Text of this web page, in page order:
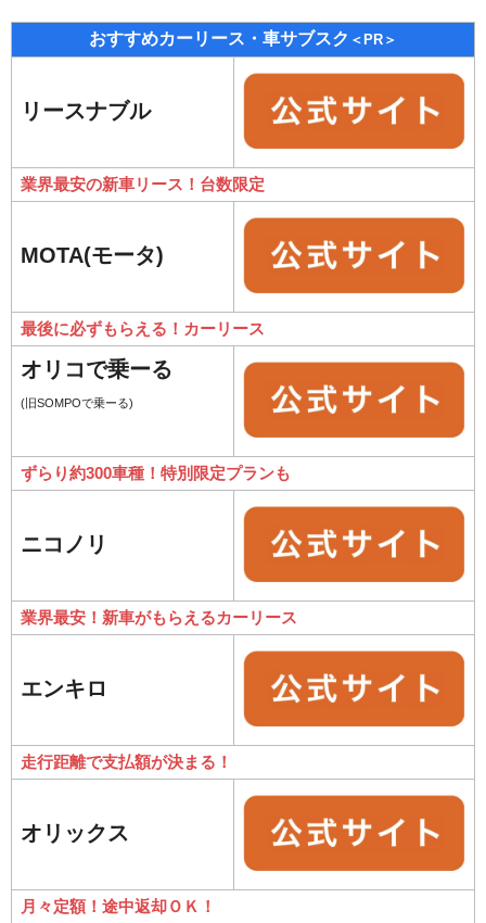
おすすめカーリース・車サブスク ＜PR＞
リースナブル
業界最安の新車リース！台数限定
MOTA(モータ)
最後に必ずもらえる！カーリース
オリコで乗ーる
(旧SOMPOで乗ーる)
ずらり約300車種！特別限定プランも
ニコノリ
業界最安！新車がもらえるカーリース
エンキロ
走行距離で支払額が決まる！
オリックス
月々定額！途中返却ＯＫ！